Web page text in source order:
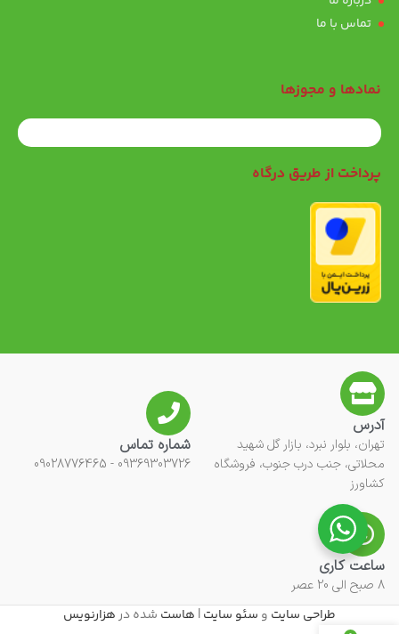
تماس با ما
نمادها و مجوزها
پرداخت از طریق درگاه
آدرس
تهران، بلوار نبرد، بازار گل شهید
محلاتی، جنب درب جنوب، فروشگاه
کشاورز
شماره تماس
09369303726 - 09028776465
ساعت کاری
8 صبح الی 20 عصر
طراحی سایت و سئو سایت| هاست شده درهزارنویس